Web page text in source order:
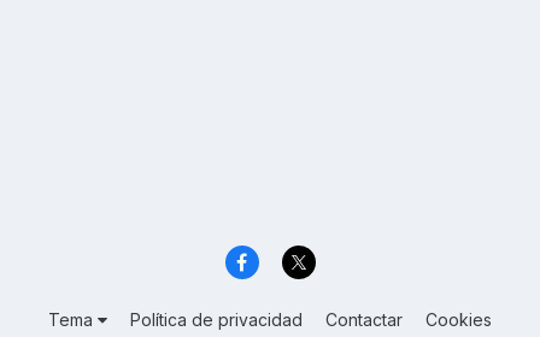
Tema Política de privacidad Contactar Cookies